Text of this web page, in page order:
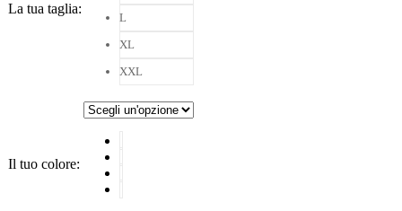
La tua taglia:
L
XL
XXL
Il tuo colore: